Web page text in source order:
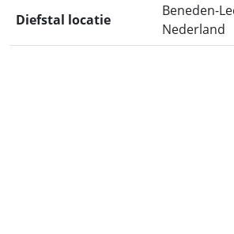
Diefstal locatie
Beneden-
Nederland